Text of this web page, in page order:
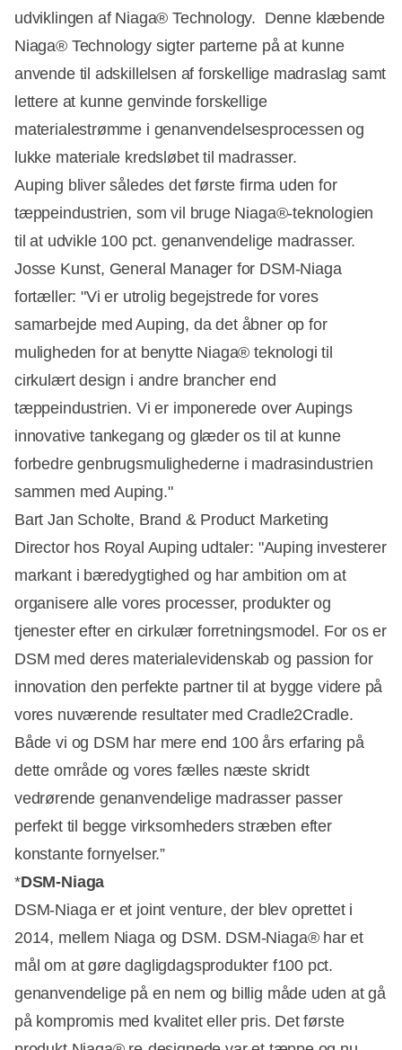
udviklingen af Niaga® Technology. Denne klæbende
Niaga® Technology sigter parterne på at kunne
anvende til adskillelsen af forskellige madraslag samt
lettere at kunne genvinde forskellige
materialestrømme i genanvendelsesprocessen og
lukke materiale kredsløbet til madrasser.
Auping bliver således det første firma uden for
tæppeindustrien, som vil bruge Niaga®-teknologien
til at udvikle 100 pct. genanvendelige madrasser.
Josse Kunst, General Manager for DSM-Niaga
fortæller: "Vi er utrolig begejstrede for vores
samarbejde med Auping, da det åbner op for
muligheden for at benytte Niaga® teknologi til
cirkulært design i andre brancher end
tæppeindustrien. Vi er imponerede over Aupings
innovative tankegang og glæder os til at kunne
forbedre genbrugsmulighederne i madrasindustrien
sammen med Auping."
Bart Jan Scholte, Brand & Product Marketing
Director hos Royal Auping udtaler: "Auping investerer
markant i bæredygtighed og har ambition om at
organisere alle vores processer, produkter og
tjenester efter en cirkulær forretningsmodel. For os er
DSM med deres materialevidenskab og passion for
innovation den perfekte partner til at bygge videre på
vores nuværende resultater med Cradle2Cradle.
Både vi og DSM har mere end 100 års erfaring på
dette område og vores fælles næste skridt
vedrørende genanvendelige madrasser passer
perfekt til begge virksomheders stræben efter
konstante fornyelser.”
*DSM-Niaga
DSM-Niaga er et joint venture, der blev oprettet i
2014, mellem Niaga og DSM. DSM-Niaga® har et
mål om at gøre dagligdagsprodukter f100 pct.
genanvendelige på en nem og billig måde uden at gå
på kompromis med kvalitet eller pris. Det første